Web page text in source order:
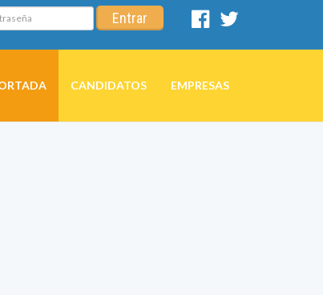
Entrar
Facebook
CANDIDATOS EMPRESAS